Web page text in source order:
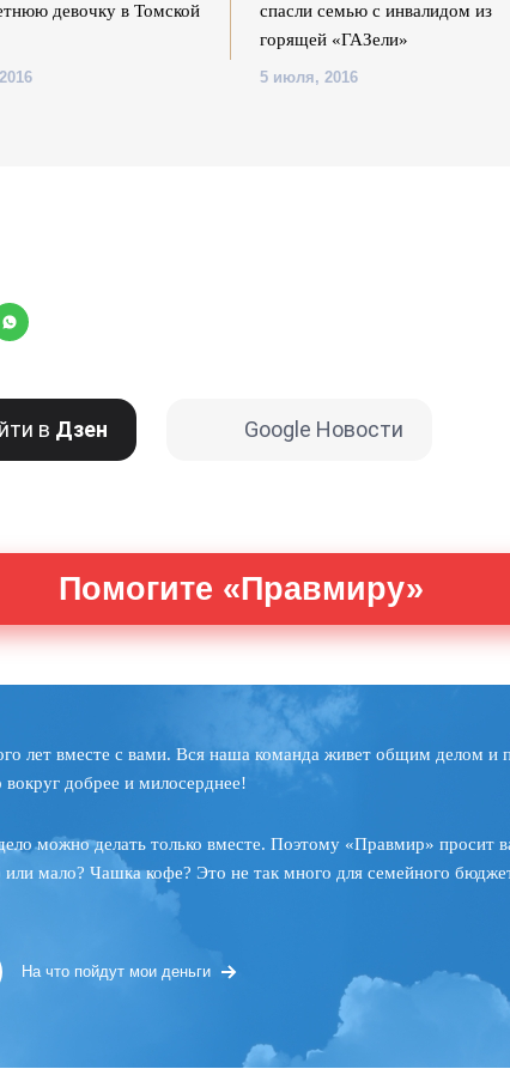
девочку в Томской
спасли семью с инвалидом из
горящей «ГАЗели»
5 июля, 2016
в Дзен Google Новости
Помогите «Правмиру»
лет вместе с вами. Вся наша команда живет общим делом и
добрее и милосерднее!
можно делать только вместе. Поэтому «Правмир» просит
мало? Чашка кофе? Это не так много для семейного
На что пойдут мои деньги